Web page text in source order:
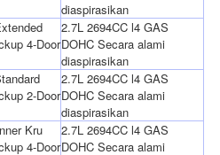
diaspirasikan
4-Door
2.7L 2694CC l4 GAS
DOHC Secara alami
diaspirasikan
2-Door
2.7L 2694CC l4 GAS
DOHC Secara alami
diaspirasikan
Kru
4-Door
2.7L 2694CC l4 GAS
DOHC Secara alami